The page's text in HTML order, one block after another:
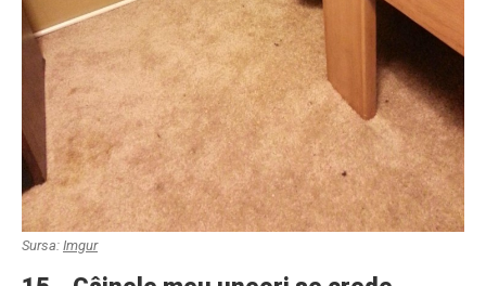
Sursa: Imgur